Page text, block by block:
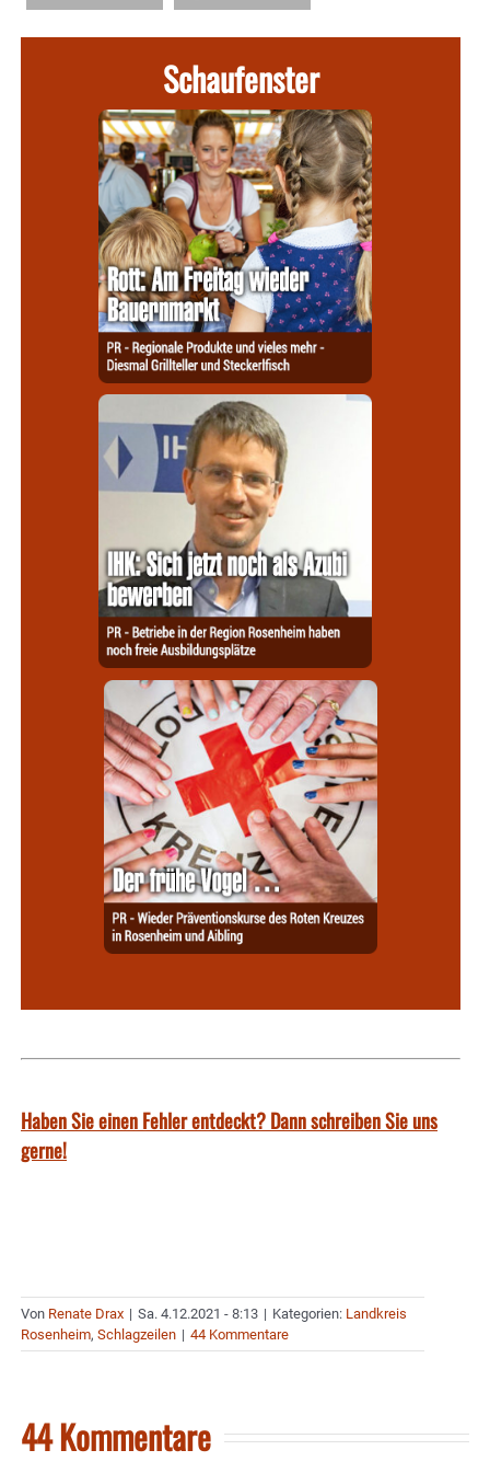
Schaufenster
Haben Sie einen Fehler entdeckt? Dann schreiben Sie uns
gerne!
Von Renate Drax | Sa. 4.12.2021 - 8:13 | Kategorien: Landkreis
Rosenheim, Schlagzeilen | 44 Kommentare
44 Kommentare